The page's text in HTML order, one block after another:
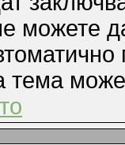
можете
тема